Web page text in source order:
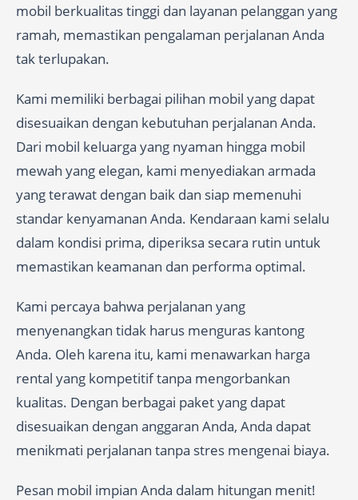
mobil berkualitas tinggi dan layanan pelanggan yang
ramah, memastikan pengalaman perjalanan Anda
tak terlupakan.
Kami memiliki berbagai pilihan mobil yang dapat
disesuaikan dengan kebutuhan perjalanan Anda.
Dari mobil keluarga yang nyaman hingga mobil
mewah yang elegan, kami menyediakan armada
yang terawat dengan baik dan siap memenuhi
standar kenyamanan Anda. Kendaraan kami selalu
dalam kondisi prima, diperiksa secara rutin untuk
memastikan keamanan dan performa optimal.
Kami percaya bahwa perjalanan yang
menyenangkan tidak harus menguras kantong
Anda. Oleh karena itu, kami menawarkan harga
rental yang kompetitif tanpa mengorbankan
kualitas. Dengan berbagai paket yang dapat
disesuaikan dengan anggaran Anda, Anda dapat
menikmati perjalanan tanpa stres mengenai biaya.
Pesan mobil impian Anda dalam hitungan menit!